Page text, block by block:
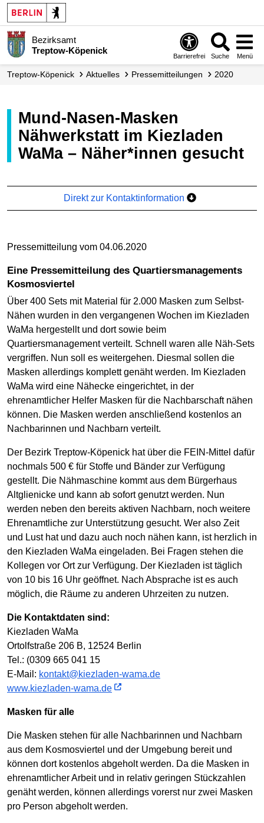
Bezirksamt
Treptow-Köpenick
Barrierefrei Suche Menü
Treptow-Köpenick Aktuelles Presse­mitteilungen 2020
Mund-Nasen-Masken
Nähwerkstatt im Kiezladen
WaMa – Näher*innen gesucht
Direkt zur Kontaktinformation
Pressemitteilung vom 04.06.2020
Eine Pressemitteilung des Quartiersmanagements
Kosmosviertel
Über 400 Sets mit Material für 2.000 Masken zum Selbst-
Nähen wurden in den vergangenen Wochen im Kiezladen
WaMa hergestellt und dort sowie beim
Quartiersmanagement verteilt. Schnell waren alle Näh-Sets
vergriffen. Nun soll es weitergehen. Diesmal sollen die
Masken allerdings komplett genäht werden. Im Kiezladen
WaMa wird eine Nähecke eingerichtet, in der
ehrenamtlicher Helfer Masken für die Nachbarschaft nähen
können. Die Masken werden anschließend kostenlos an
Nachbarinnen und Nachbarn verteilt.
Der Bezirk Treptow-Köpenick hat über die FEIN-Mittel dafür
nochmals 500 € für Stoffe und Bänder zur Verfügung
gestellt. Die Nähmaschine kommt aus dem Bürgerhaus
Altglienicke und kann ab sofort genutzt werden. Nun
werden neben den bereits aktiven Nachbarn, noch weitere
Ehrenamtliche zur Unterstützung gesucht. Wer also Zeit
und Lust hat und dazu auch noch nähen kann, ist herzlich in
den Kiezladen WaMa eingeladen. Bei Fragen stehen die
Kollegen vor Ort zur Verfügung. Der Kiezladen ist täglich
von 10 bis 16 Uhr geöffnet. Nach Absprache ist es auch
möglich, die Räume zu anderen Uhrzeiten zu nutzen.
Die Kontaktdaten sind:
Kiezladen WaMa
Ortolfstraße 206 B, 12524 Berlin
Tel.: (0309 665 041 15
E-Mail: kontakt@kiezladen-wama.de
www.kiezladen-wama.de
Masken für alle
Die Masken stehen für alle Nachbarinnen und Nachbarn
aus dem Kosmosviertel und der Umgebung bereit und
können dort kostenlos abgeholt werden. Da die Masken in
ehrenamtlicher Arbeit und in relativ geringen Stückzahlen
genäht werden, können allerdings vorerst nur zwei Masken
pro Person abgeholt werden.